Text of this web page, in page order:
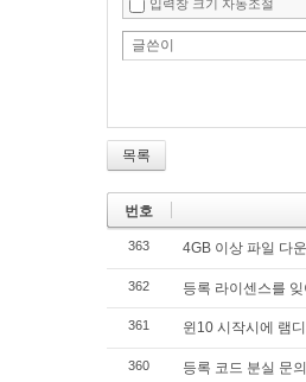
입력창 크기 자동조절
글쓴이
목록
번호
363 4GB 이상 파일 다
362 등록 라이센스를
361 윈10 시작시에 램
360 등록 코드 분실 문